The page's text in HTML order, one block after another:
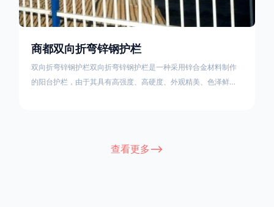
商都双向折弯锌钢护栏
双向折弯锌钢护栏双向折弯锌钢护栏是一种采用锌合金材料制作
的阳台护栏，由于其具有高强度、高硬度、外观精美、色泽鲜艳
或者咨询厂家客服以获取更准确的信息。
查看更多-->